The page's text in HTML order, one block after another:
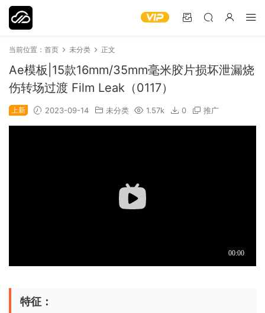
当前位置： 首页 未分类 正文
Ae模板|15款16mm/35mm毫米胶片损坏泄漏烧
伤转场过渡 Film Leak（0117）
上新 2023-09-14 未分类 1.57k 0 推广
特征：